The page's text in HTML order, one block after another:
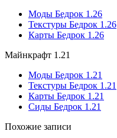
Моды Бедрок 1.26
Текстуры Бедрок 1.26
Карты Бедрок 1.26
Майнкрафт 1.21
Моды Бедрок 1.21
Текстуры Бедрок 1.21
Карты Бедрок 1.21
Сиды Бедрок 1.21
Похожие записи